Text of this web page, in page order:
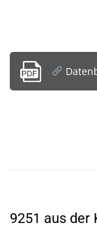
9251 aus der